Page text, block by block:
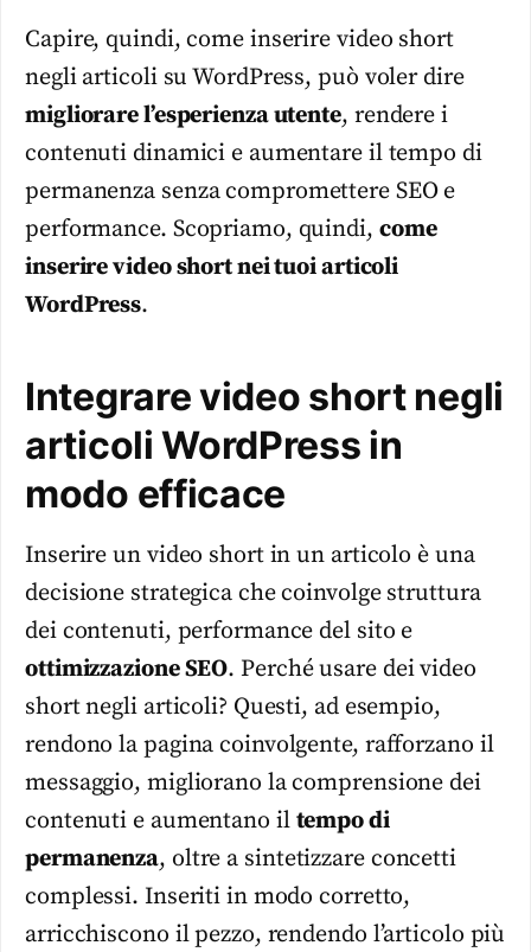
Capire, quindi, come inserire video short
negli articoli su WordPress, può voler dire
migliorare l’esperienza utente, rendere i
contenuti dinamici e aumentare il tempo di
permanenza senza compromettere SEO e
performance. Scopriamo, quindi, come
inserire video short nei tuoi articoli
WordPress.
Integrare video short negli
articoli WordPress in
modo efficace
Inserire un video short in un articolo è una
decisione strategica che coinvolge struttura
dei contenuti, performance del sito e
ottimizzazione SEO. Perché usare dei video
short negli articoli? Questi, ad esempio,
rendono la pagina coinvolgente, rafforzano il
messaggio, migliorano la comprensione dei
contenuti e aumentano il tempo di
permanenza, oltre a sintetizzare concetti
complessi. Inseriti in modo corretto,
arricchiscono il pezzo, rendendo l’articolo più